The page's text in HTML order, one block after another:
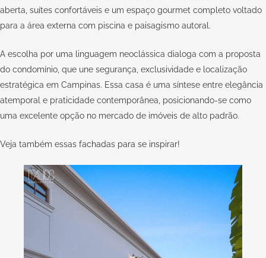
aberta, suítes confortáveis e um espaço gourmet completo voltado
para a área externa com piscina e paisagismo autoral.
A escolha por uma linguagem neoclássica dialoga com a proposta
do condomínio, que une segurança, exclusividade e localização
estratégica em Campinas. Essa casa é uma síntese entre elegância
atemporal e praticidade contemporânea, posicionando-se como
uma excelente opção no mercado de imóveis de alto padrão.
Veja também essas fachadas para se inspirar!